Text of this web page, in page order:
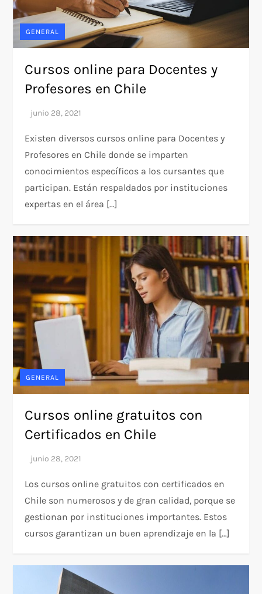
GENERAL
Cursos online para Docentes y
Profesores en Chile
Existen diversos cursos online para Docentes y
Profesores en Chile donde se imparten
conocimientos específicos a los cursantes que
participan. Están respaldados por instituciones
expertas en el área […]
GENERAL
Cursos online gratuitos con
Certificados en Chile
Los cursos online gratuitos con certificados en
Chile son numerosos y de gran calidad, porque se
gestionan por instituciones importantes. Estos
cursos garantizan un buen aprendizaje en la […]